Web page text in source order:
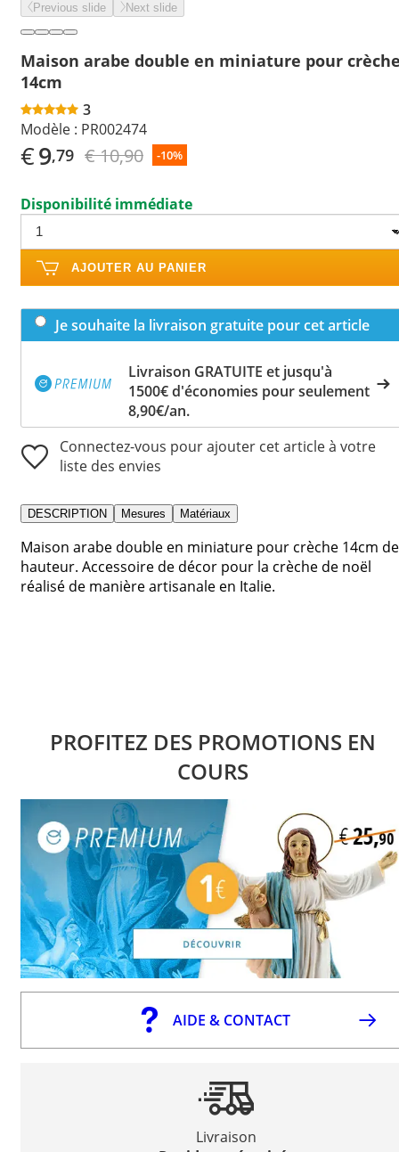
Previous slide Next slide
Maison arabe double en miniature pour
14cm
3
Modèle : PR002474
€9,79 € 10,90 -10%
Disponibilité immédiate
AJOUTER AU PANIER
Je souhaite la livraison gratuite pour cet article
Livraison GRATUITE et jusqu'à
1500€ d'économies pour seulement
8,90€/an.
Connectez-vous pour ajouter cet article à votre
liste des envies
DESCRIPTION Mesures Matériaux
Maison arabe double en miniature pour crèche 14cm de
hauteur. Accessoire de décor pour la crèche de noël
réalisé de manière artisanale en Italie.
PROFITEZ DES PROMOTIONS EN
COURS
AIDE & CONTACT
Livraison